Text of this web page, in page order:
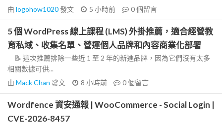
由 logohow1020發文 5 小時前 0個留言
5 個 WordPress 線上課程 (LMS) 外掛推薦，適合經營教
育私域、收集名單、營運個人品牌和內容商業化部署
📝 這次推薦排除一些近 1 至 2 年的新進品牌，因為它們沒有太多
相關數據可供...
由 Mack Chan 發文 8 小時前 0個留言
Wordfence 資安通報 | WooCommerce - Social Login |
CVE-2026-8457